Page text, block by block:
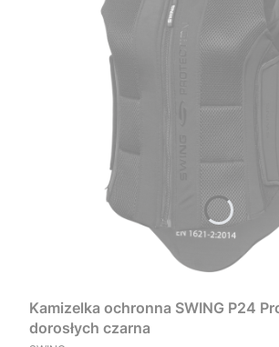
Kamizelka ochronna SWING P24
dorosłych czarna